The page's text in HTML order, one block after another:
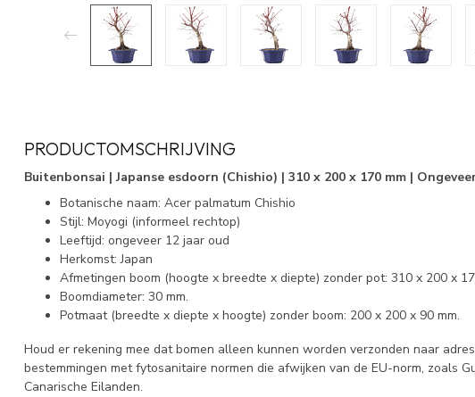
PRODUCTOMSCHRIJVING
Buitenbonsai | Japanse esdoorn (Chishio) | 310 x 200 x 170 mm |
Botanische naam: Acer palmatum Chishio
Stijl: Moyogi (informeel rechtop)
Leeftijd: ongeveer 12 jaar oud
Herkomst: Japan
Afmetingen boom (hoogte x breedte x diepte) zonder pot: 310 x 200 x
Boomdiameter: 30 mm.
Potmaat (breedte x diepte x hoogte) zonder boom: 200 x 200 x 90 mm.
Houd er rekening mee dat bomen alleen kunnen worden verzonden naar
bestemmingen met fytosanitaire normen die afwijken van de EU-norm, zoals
Canarische Eilanden.